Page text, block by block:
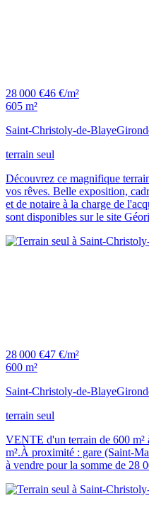
28 000 €46 €/m²
605 m²
Saint-Christoly-de-Blaye
terrain seul
Découvrez ce magnifique
vos rêves. Belle exposition,
et de notaire à la charge de
sont disponibles sur le site
28 000 €47 €/m²
600 m²
Saint-Christoly-de-Blaye
terrain seul
VENTE d'un terrain de 600 m²
m².À proximité : gare (Saint-
à vendre pour la somme de 28